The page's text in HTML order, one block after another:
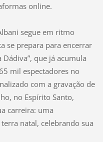
online.
segue em ritmo
se prepara para encerrar
que já acumula
mil espectadores no
com a gravação de
no Espírito Santo,
carreira: uma
natal, celebrando sua